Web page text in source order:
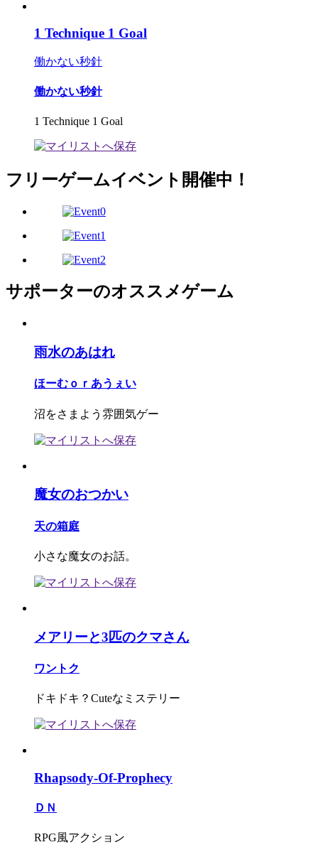
1 Technique 1 Goal
働かない秒針
働かない秒針
1 Technique 1 Goal
フリーゲームイベント開催中！
サポーターのオススメゲーム
雨水のあはれ
ほーむｏｒあうぇい
沼をさまよう雰囲気ゲー
魔女のおつかい
天の箱庭
小さな魔女のお話。
メアリーと3匹のクマさん
ワントク
ドキドキ？Cuteなミステリー
Rhapsody-Of-Prophecy
ＤＮ
RPG風アクション